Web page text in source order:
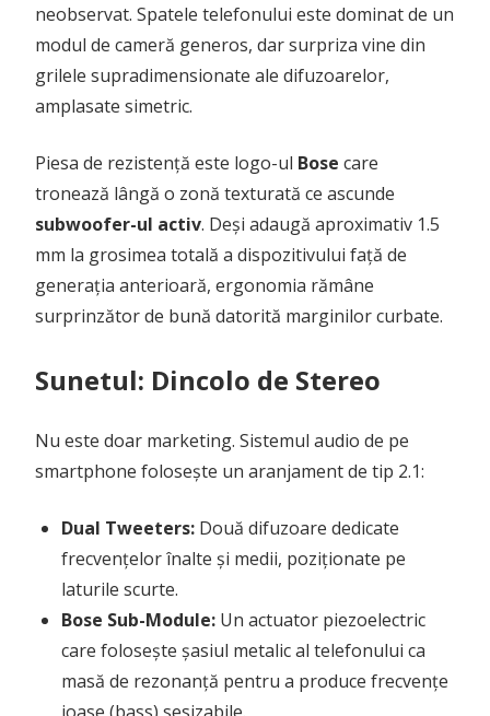
neobservat. Spatele telefonului este dominat de un
modul de cameră generos, dar surpriza vine din
grilele supradimensionate ale difuzoarelor,
amplasate simetric.
Piesa de rezistență este logo-ul Bose care
tronează lângă o zonă texturată ce ascunde
subwoofer-ul activ. Deși adaugă aproximativ 1.5
mm la grosimea totală a dispozitivului față de
generația anterioară, ergonomia rămâne
surprinzător de bună datorită marginilor curbate.
Sunetul: Dincolo de Stereo
Nu este doar marketing. Sistemul audio de pe
smartphone folosește un aranjament de tip 2.1:
Dual Tweeters: Două difuzoare dedicate
frecvențelor înalte și medii, poziționate pe
laturile scurte.
Bose Sub-Module: Un actuator piezoelectric
care folosește șasiul metalic al telefonului ca
masă de rezonanță pentru a produce frecvențe